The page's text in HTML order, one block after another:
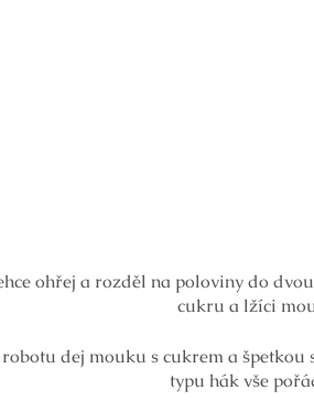
ohřej a rozděl na poloviny do
cukru a lžíci
dej mouku s cukrem a špetkou
typu hák vše